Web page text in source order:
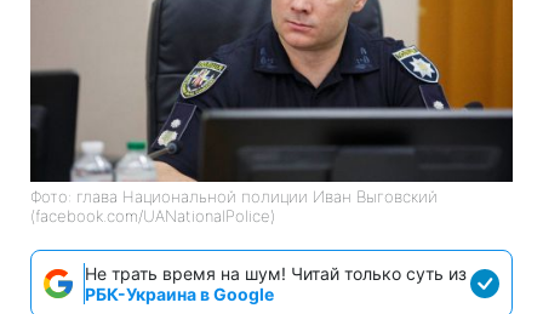
Фото: глава Национальной полиции Иван Выговский
(facebook.com/UANationalPolice)
Не трать время на шум! Читай только суть из
РБК-Украина в Google